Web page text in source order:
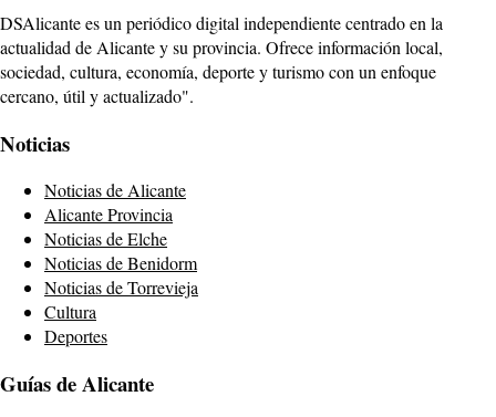
DSAlicante es un periódico digital independiente centrado en la
actualidad de Alicante y su provincia. Ofrece información local,
sociedad, cultura, economía, deporte y turismo con un enfoque
cercano, útil y actualizado".
Noticias
Noticias de Alicante
Alicante Provincia
Noticias de Elche
Noticias de Benidorm
Noticias de Torrevieja
Cultura
Deportes
Guías de Alicante